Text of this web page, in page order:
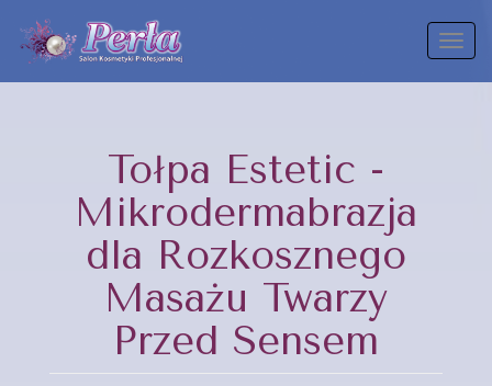
Tołpa Estetic -
Mikrodermabrazja
dla Rozkosznego
Masażu Twarzy
Przed Sensem